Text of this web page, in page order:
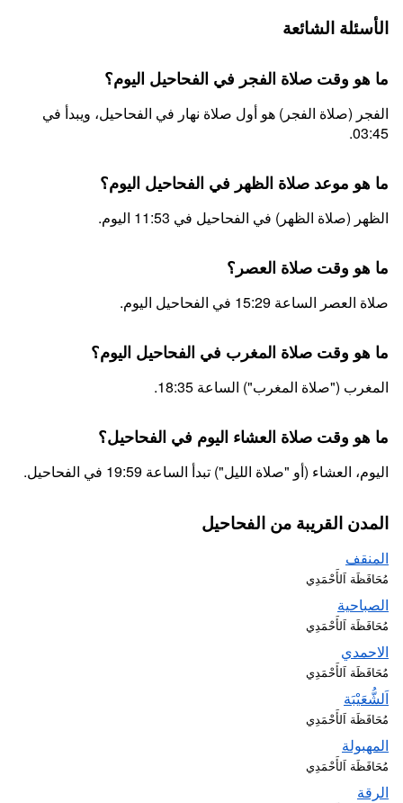
الأسئلة الشائعة
ما هو وقت صلاة الفجر في الفحاحيل اليوم؟
الفجر (صلاة الفجر) هو أول صلاة نهار في الفحاحيل، ويبدأ في
03:45.
ما هو موعد صلاة الظهر في الفحاحيل اليوم؟
الظهر (صلاة الظهر) في الفحاحيل في 11:53 اليوم.
ما هو وقت صلاة العصر؟
صلاة العصر الساعة 15:29 في الفحاحيل اليوم.
ما هو وقت صلاة المغرب في الفحاحيل اليوم؟
المغرب ("صلاة المغرب") الساعة 18:35.
ما هو وقت صلاة العشاء اليوم في الفحاحيل؟
اليوم، العشاء (أو "صلاة الليل") تبدأ الساعة 19:59 في الفحاحيل.
المدن القريبة من الفحاحيل
المنقف
مُحَافَظَة اَلأَحْمَدِي
الصباحية
مُحَافَظَة اَلأَحْمَدِي
الاحمدي
مُحَافَظَة اَلأَحْمَدِي
اَلشُّعَيْبَة
مُحَافَظَة اَلأَحْمَدِي
المهبولة
مُحَافَظَة اَلأَحْمَدِي
الرقة